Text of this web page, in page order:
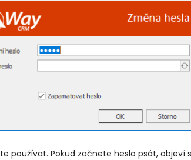
používat. Pokud začnete heslo psát, objeví